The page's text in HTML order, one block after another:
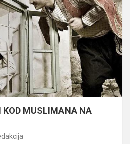
KOD MUSLIMANA NA